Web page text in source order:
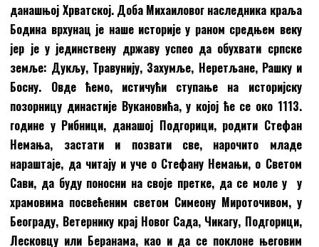
данашњој Хрватској. Доба Михаиловог наследника краља
Бодина врхунац је наше историје у раном средњем веку
јер је у јединствену државу успео да обухвати српске
земље: Дукљу, Травунију, Захумље, Неретљане, Рашку и
Босну. Овде ћемо, истичући ступање на историјску
позорницу династије Вукановића, у којој ће се око 1113.
године у Рибници, данашој Подгорици, родити Стефан
Немања, застати и позвати све, нарочито младе
нараштаје, да читају и уче о Стефану Немањи, о Светом
Сави, да буду поносни на своје претке, да се моле у у
храмовима посвећеним светом Симеону Мироточивом, у
Београду, Ветернику крај Новог Сада, Чикагу, Подгорици,
Лесковцу или Беранама, као и да се поклоне његовим